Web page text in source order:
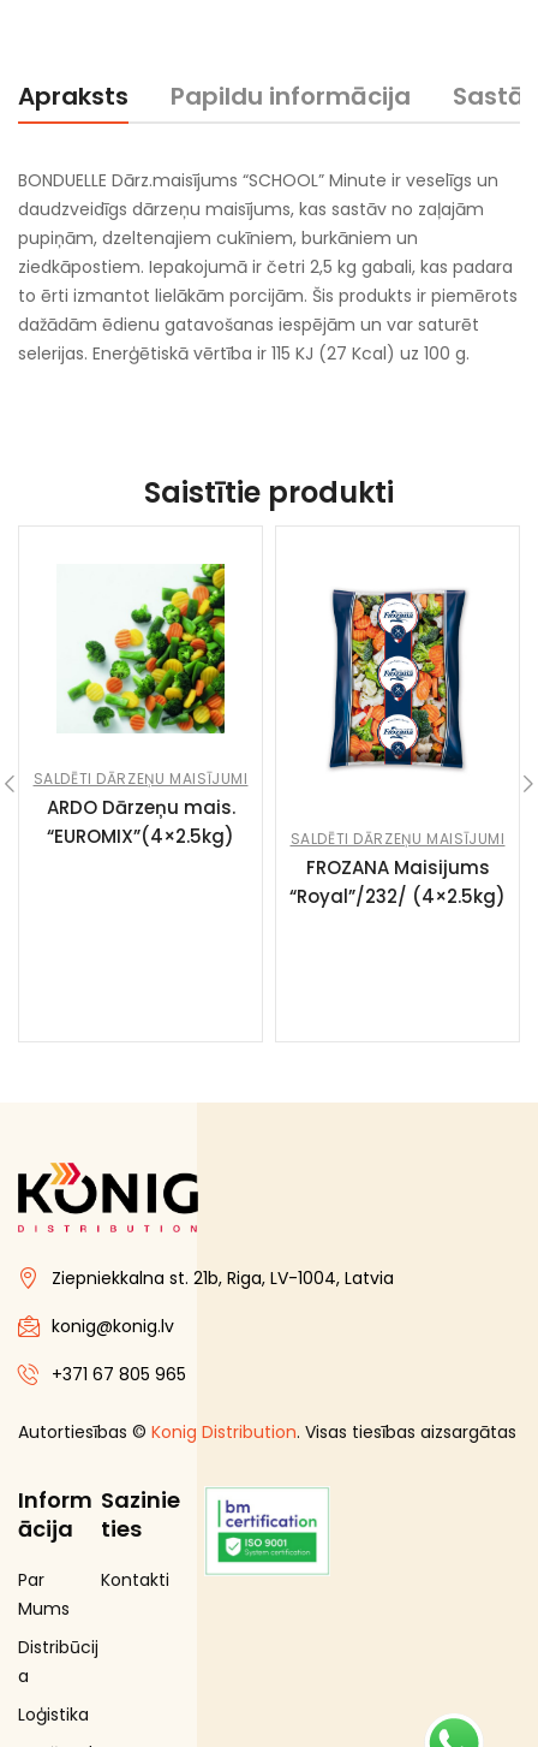
Apraksts Papildu informācija
BONDUELLE Dārz.maisījums “SCHOOL” Minute ir veselīgs un
daudzveidīgs dārzeņu maisījums, kas sastāv no zaļajām
pupiņām, dzeltenajiem cukīniem, burkāniem un
ziedkāpostiem. Iepakojumā ir četri 2,5 kg gabali, kas padara
to ērti izmantot lielākām porcijām. Šis produkts ir piemērots
dažādām ēdienu gatavošanas iespējām un var saturēt
selerijas. Enerģētiskā vērtība ir 115 KJ (27 Kcal) uz 100 g.
Saistītie produkti
SALDĒTI DĀRZEŅU MAISĪJUMI
ARDO Dārzeņu mais.
“EUROMIX”(4×2.5kg)
SALDĒTI DĀRZEŅU MAISĪJUMI
FROZANA Maisijums
“Royal”/232/ (4×2.5kg)
Ziepniekkalna st. 21b, Riga, LV-1004, Latvia
konig@konig.lv
+371 67 805 965
Autortiesības © Konig Distribution. Visas tiesības aizsargātas
Inform
ācija
Par
Mums
Distribūcij
a
Loģistika
Sazinie
ties
Kontakti